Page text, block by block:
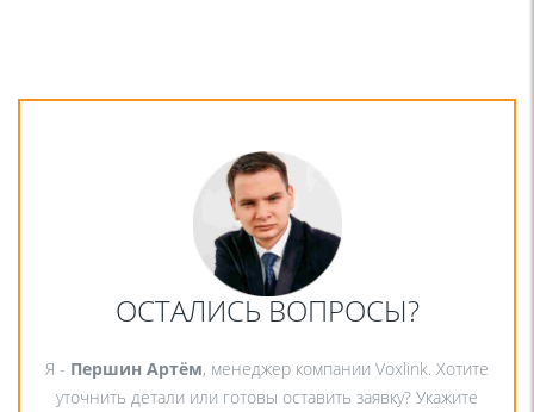
ОСТАЛИСЬ ВОПРОСЫ?
Я - Першин Артём, менеджер компании Voxlink. Хотите
уточнить детали или готовы оставить заявку? Укажите